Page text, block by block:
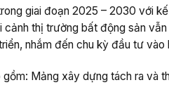
giai đoạn 2025 – 2030 với
thị trường bất động sản
nhắm đến chu kỳ đầu tư vào
Mảng xây dựng tách ra và